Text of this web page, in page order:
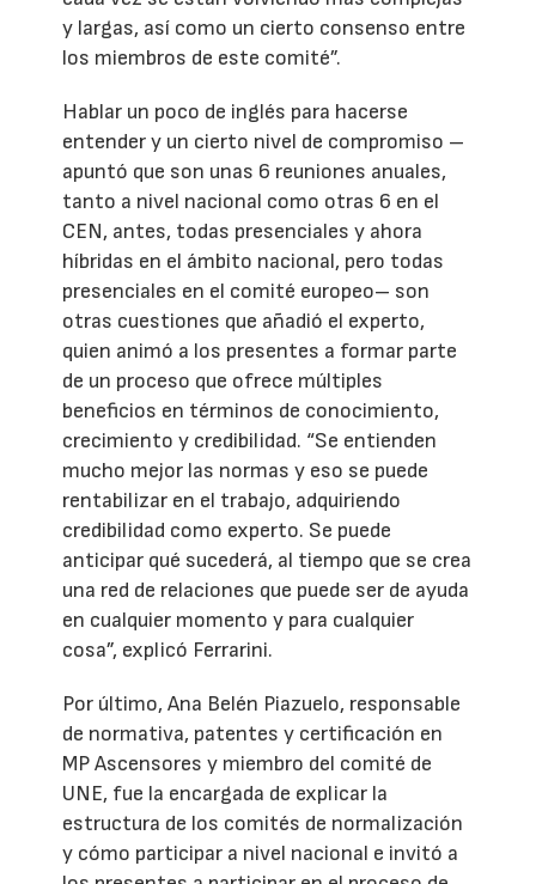
y largas, así como un cierto consenso entre
los miembros de este comité”.
Hablar un poco de inglés para hacerse
entender y un cierto nivel de compromiso –
apuntó que son unas 6 reuniones anuales,
tanto a nivel nacional como otras 6 en el
CEN, antes, todas presenciales y ahora
híbridas en el ámbito nacional, pero todas
presenciales en el comité europeo– son
otras cuestiones que añadió el experto,
quien animó a los presentes a formar parte
de un proceso que ofrece múltiples
beneficios en términos de conocimiento,
crecimiento y credibilidad. “Se entienden
mucho mejor las normas y eso se puede
rentabilizar en el trabajo, adquiriendo
credibilidad como experto. Se puede
anticipar qué sucederá, al tiempo que se crea
una red de relaciones que puede ser de ayuda
en cualquier momento y para cualquier
cosa”, explicó Ferrarini.
Por último, Ana Belén Piazuelo, responsable
de normativa, patentes y certificación en
MP Ascensores y miembro del comité de
UNE, fue la encargada de explicar la
estructura de los comités de normalización
y cómo participar a nivel nacional e invitó a